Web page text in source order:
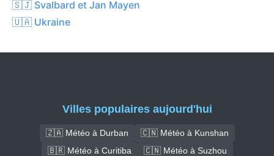
🇸🇯 Svalbard et Jan Mayen
🇺🇦 Ukraine
Villes populaires aujourd'hui
🇿🇦 Météo à Durban
🇨🇳 Météo à Kunshan
🇧🇷 Météo à Curitiba
🇨🇳 Météo à Suzhou